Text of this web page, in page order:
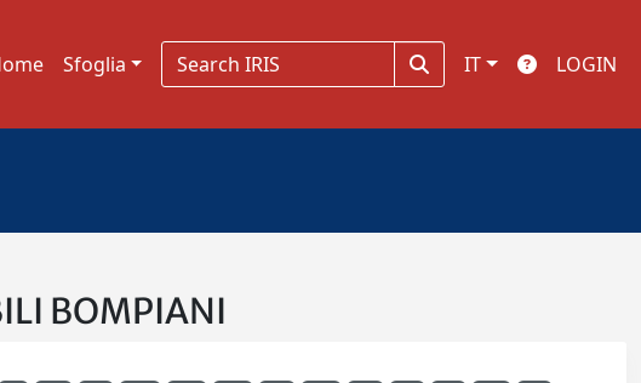
Sfoglia IT LOGIN
BOMPIANI